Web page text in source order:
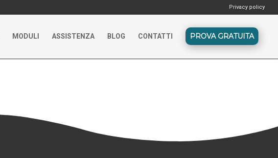
Privacy policy
MODULI ASSISTENZA BLOG CONTATTI PROVA GRATUITA